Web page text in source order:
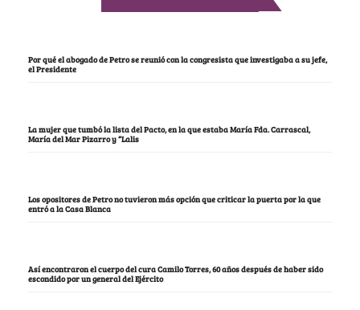
Por qué el abogado de Petro se reunió con la congresista que investigaba a su jefe,
el Presidente
La mujer que tumbó la lista del Pacto, en la que estaba María Fda. Carrascal,
María del Mar Pizarro y “Lalis
Los opositores de Petro no tuvieron más opción que criticar la puerta por la que
entró a la Casa Blanca
Así encontraron el cuerpo del cura Camilo Torres, 60 años después de haber sido
escondido por un general del Ejército